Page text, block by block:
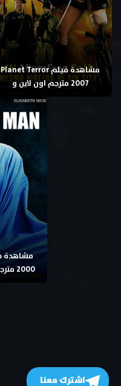
مشاهدة فيلم Planet Terror
2007 مترجم اون لاين و
2000 مترجم اون لاين وتحميل
اشترك معنا